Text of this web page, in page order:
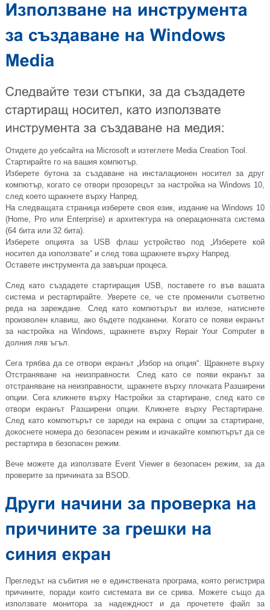
Отидете до уебсайта на Microsoft и изтеглете Media Creation Tool.
Стартирайте го на вашия компютър.
Изберете бутона за създаване на инсталационен носител за друг
компютър, когато се отвори прозорецът за настройка на Windows 10,
след което щракнете върху Напред.
На следващата страница изберете своя език, издание на Windows 10
(Home, Pro или Enterprise) и архитектура на операционната система
(64 бита или 32 бита).
Изберете опцията за USB флаш устройство под „Изберете кой
носител да използвате“ и след това щракнете върху Напред.
Оставете инструмента да завърши процеса.
След като създадете стартиращия USB, поставете го във вашата
система и рестартирайте. Уверете се, че сте променили съответно
реда на зареждане. След като компютърът ви излезе, натиснете
произволен клавиш, ако бъдете подканени. Когато се появи екранът
за настройка на Windows, щракнете върху Repair Your Computer в
долния ляв ъгъл.
Сега трябва да се отвори екранът „Избор на опция“. Щракнете върху
Отстраняване на неизправности. След като се появи екранът за
отстраняване на неизправности, щракнете върху плочката Разширени
опции. Сега кликнете върху Настройки за стартиране, след като се
отвори екранът Разширени опции. Кликнете върху Рестартиране.
След като компютърът се зареди на екрана с опции за стартиране,
докоснете номера до безопасен режим и изчакайте компютърът да се
рестартира в безопасен режим.
Вече можете да използвате Event Viewer в безопасен режим, за да
проверите за причината за BSOD.
Прегледът на събития не е единствената програма, която регистрира
причините, поради които системата ви се срива. Можете също да
използвате монитора за надеждност и да прочетете файл за